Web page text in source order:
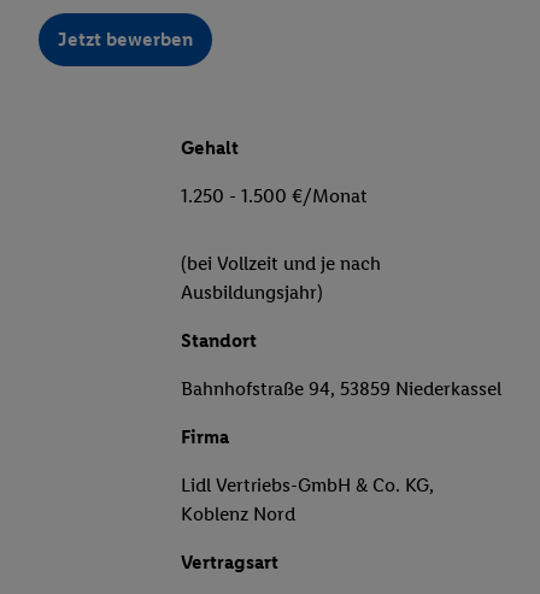
Jetzt bewerben
Gehalt
1.250 - 1.500 €/Monat
(bei Vollzeit und je nach
Ausbildungsjahr)
Standort
Bahnhofstraße 94, 53859 Niederkassel
Firma
Lidl Vertriebs-GmbH & Co. KG,
Koblenz Nord
Vertragsart